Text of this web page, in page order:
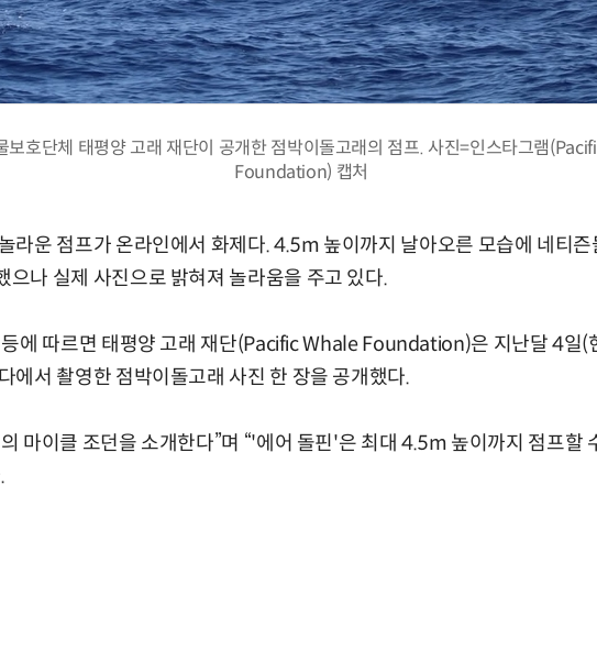
보호단체 태평양 고래 재단이 공개한 점박이돌고래의 점프. 사진=인스타그램
Foundation) 캡처
라운 점프가 온라인에서 화제다. 4.5m 높이까지 날아오른 모습에 네티
으나 실제 사진으로 밝혀져 놀라움을 주고 있다.
에 따르면 태평양 고래 재단(Pacific Whale Foundation)은 지난달 4일(
에서 촬영한 점박이돌고래 사진 한 장을 공개했다.
마이클 조던을 소개한다”며 “'에어 돌핀'은 최대 4.5m 높이까지 점프할